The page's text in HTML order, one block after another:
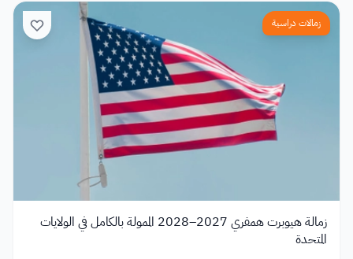
زمالات دراسية
زمالة هيوبرت همفري 2027–2028 الممولة بالكامل في الولايات
المتحدة